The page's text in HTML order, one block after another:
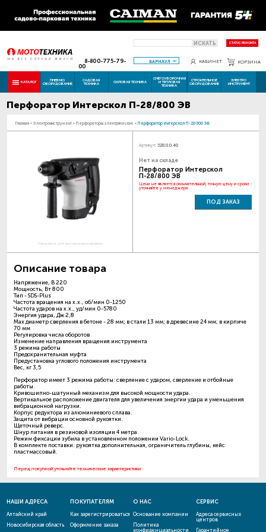
ИСКАТЬ СТАТУС РЕМОНТА
8-800-775-79-
00
БАРНАУЛ КАБИНЕТ КОРЗИНА
КАТАЛОГ ПНЕВМО
ОБОРУДОВАНИЕ
САДОВАЯ
ТЕХНИКА СИЛОВАЯ ТЕХНИКА
СНЕГОУБОРОЧНАЯ
И ТЕПЛОВАЯ
ТЕХНИКА
СТРОИТЕЛЬНОЕ
ОБОРУДОВАНИЕ
ЭЛЕКТРО
ИНСТРУМЕНТ
Перфоратор Интерскол П-28/800 ЭВ
Главная - Электроинструмент - Перфораторы электрические - Перфоратор Интерскол П-28/800 ЭВ
Наведите для увеличения картинки
Артикул: 328.0.0.40
Нет на складе
Перфоратор Интерскол
П-28/800 ЭВ
Цена не является окончательной, точную цену и сроки
уточняйте у менеджера
ПОД ЗАКАЗ
Описание товара
Напряжение, В 220
Мощность, Вт 800
Тип - SDS-Plus
Частота вращения на х.х., об/мин 0-1250
Частота ударов на х.х., уд/мин 0-5780
Энергия удара, Дж 2,8
Max диаметр сверления в бетоне - 28 мм; в стали 13 мм; в древесине 24 мм; в кирпиче
70 мм
Регулировка числа оборотов
Изменение направления вращения инструмента
3 режима работы
Предохранительная муфта
Предустановка углового положения инструмента
Вес, кг 3,5
Перфоратор имеет 3 режима работы: сверление с ударом, сверление и отбойные
работы.
Кривошипно-шатунный механизм для высокой мощности удара.
Вертикальное расположение двигателя для увеличения энергии удара и уменьшения
вибрационной нагрузки.
Корпус редуктора из алюминиевого сплава.
Защита от вибрации основной рукоятки.
Щеточный реверс.
Шнур питания в резиновой изоляции 4 метра.
Режим фиксации зубила в установленном положении Vario-Lock.
В комплекте поставки: рукоятка дополнительная, ограничитель глубины, кейс
пластмассовый.
Перед покупкой уточняйте технические характеристики
НАШИ АДРЕСА
Алтайский край
Новосибирская область
ПОКУПАТЕЛЯМ
Как зарегистрироваться
Оформление заказа
О НАС
Основание компании
Политика
конфиденциальности
СЕРВИС
Адреса сервисных
центров
Гарантийное